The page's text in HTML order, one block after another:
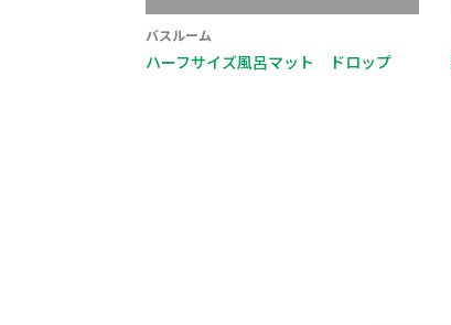
バスルーム
ハーフサイズ風呂マット ドロップ